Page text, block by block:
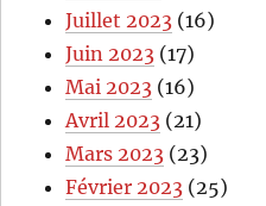
Juillet 2023 (16)
Juin 2023 (17)
Mai 2023 (16)
Avril 2023 (21)
Mars 2023 (23)
Février 2023 (25)